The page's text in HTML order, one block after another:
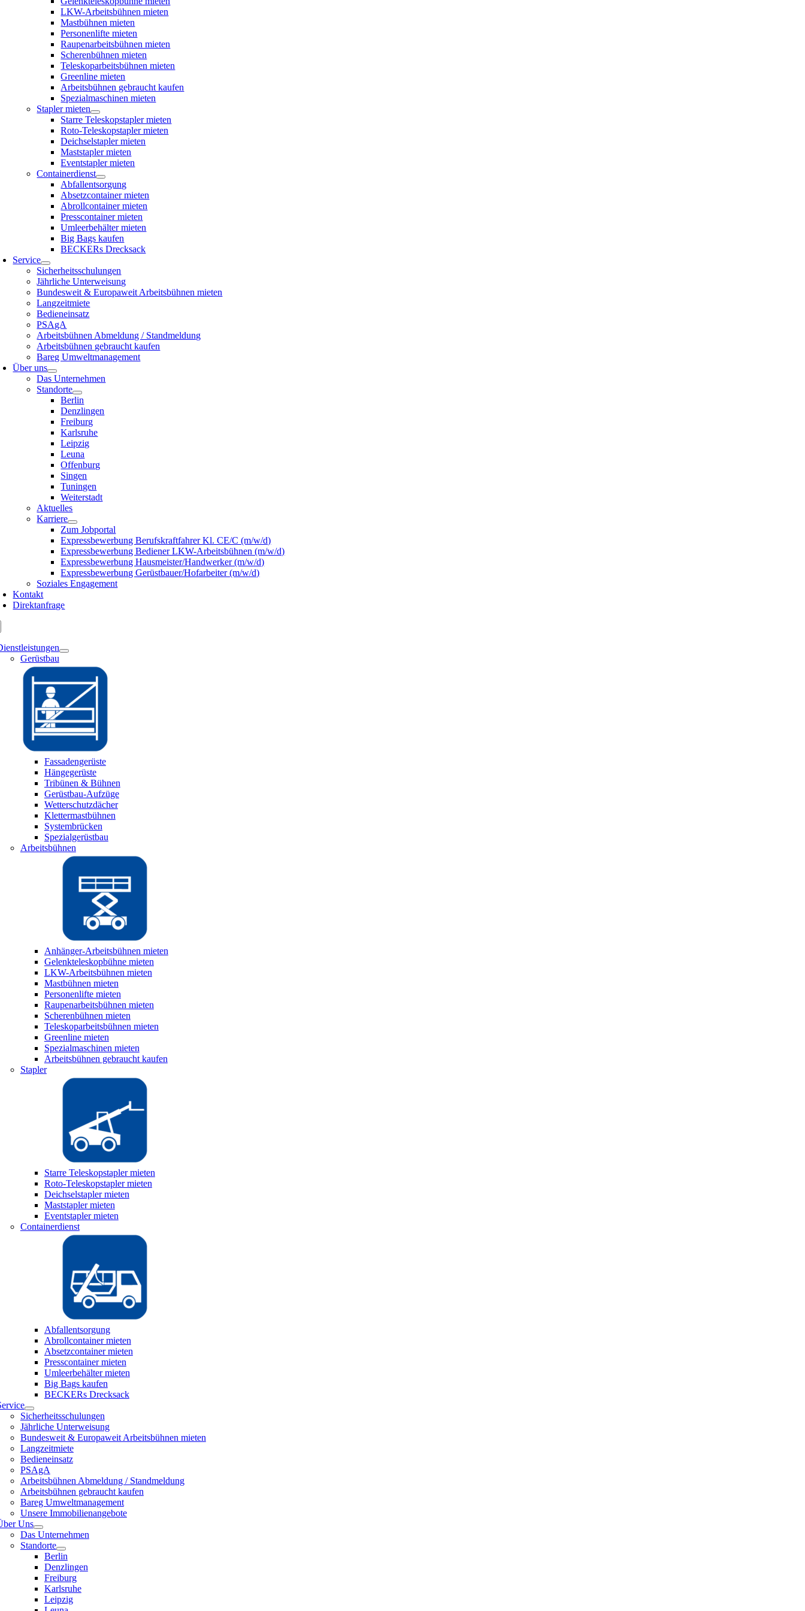
LKW-Arbeitsbühnen mieten
Mastbühnen mieten
Personenlifte mieten
Raupenarbeitsbühnen mieten
Scherenbühnen mieten
Teleskoparbeitsbühnen mieten
Greenline mieten
Arbeitsbühnen gebraucht kaufen
Spezialmaschinen mieten
Stapler mieten
Starre Teleskopstapler mieten
Roto-Teleskopstapler mieten
Deichselstapler mieten
Maststapler mieten
Eventstapler mieten
Containerdienst
Abfallentsorgung
Absetzcontainer mieten
Abrollcontainer mieten
Presscontainer mieten
Umleerbehälter mieten
Big Bags kaufen
BECKERs Drecksack
Service
Sicherheitsschulungen
Jährliche Unterweisung
Bundesweit & Europaweit Arbeitsbühnen mieten
Langzeitmiete
Bedieneinsatz
PSAgA
Arbeitsbühnen Abmeldung / Standmeldung
Arbeitsbühnen gebraucht kaufen
Bareg Umweltmanagement
Über uns
Das Unternehmen
Standorte
Berlin
Denzlingen
Freiburg
Karlsruhe
Leipzig
Leuna
Offenburg
Singen
Tuningen
Weiterstadt
Aktuelles
Karriere
Zum Jobportal
Expressbewerbung Berufskraftfahrer Kl. CE/C (m/w/d)
Expressbewerbung Bediener LKW-Arbeitsbühnen (m/w/d)
Expressbewerbung Hausmeister/Handwerker (m/w/d)
Expressbewerbung Gerüstbauer/Hofarbeiter (m/w/d)
Soziales Engagement
Kontakt
Direktanfrage
Gerüstbau
Fassadengerüste
Hängegerüste
Tribünen & Bühnen
Gerüstbau-Aufzüge
Wetterschutzdächer
Klettermastbühnen
Systembrücken
Spezialgerüstbau
Arbeitsbühnen
Anhänger-Arbeitsbühnen mieten
Gelenkteleskopbühne mieten
LKW-Arbeitsbühnen mieten
Mastbühnen mieten
Personenlifte mieten
Raupenarbeitsbühnen mieten
Scherenbühnen mieten
Teleskoparbeitsbühnen mieten
Greenline mieten
Spezialmaschinen mieten
Arbeitsbühnen gebraucht kaufen
Stapler
Starre Teleskopstapler mieten
Roto-Teleskopstapler mieten
Deichselstapler mieten
Maststapler mieten
Eventstapler mieten
Containerdienst
Abfallentsorgung
Abrollcontainer mieten
Absetzcontainer mieten
Presscontainer mieten
Umleerbehälter mieten
Big Bags kaufen
BECKERs Drecksack
Sicherheitsschulungen
Jährliche Unterweisung
Bundesweit & Europaweit Arbeitsbühnen mieten
Langzeitmiete
Bedieneinsatz
PSAgA
Arbeitsbühnen Abmeldung / Standmeldung
Arbeitsbühnen gebraucht kaufen
Bareg Umweltmanagement
Unsere Immobilienangebote
Uns
Das Unternehmen
Standorte
Berlin
Denzlingen
Freiburg
Karlsruhe
Leipzig